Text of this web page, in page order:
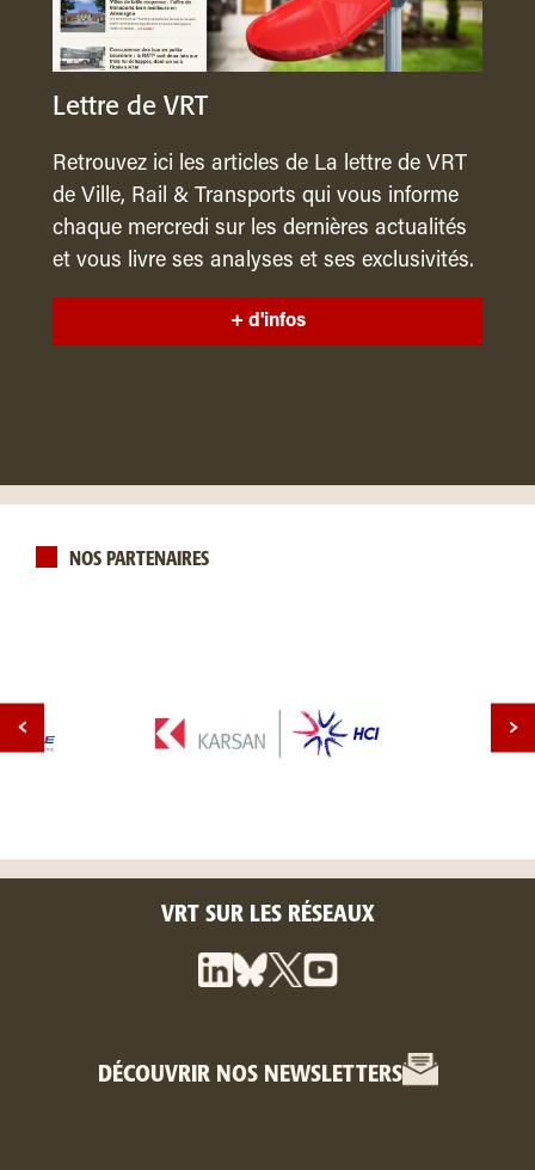
Lettre de VRT
Retrouvez ici les articles de La lettre de VRT
de Ville, Rail & Transports qui vous informe
chaque mercredi sur les dernières actualités
et vous livre ses analyses et ses exclusivités.
+ d'infos
NOS PARTENAIRES
VRT SUR LES RÉSEAUX
DÉCOUVRIR NOS NEWSLETTERS